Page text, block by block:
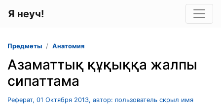
Я неуч!
Предметы Анатомия
Азаматтық құқыққа жалпы
сипаттама
Реферат, 01 Октября 2013, автор: пользователь скрыл имя